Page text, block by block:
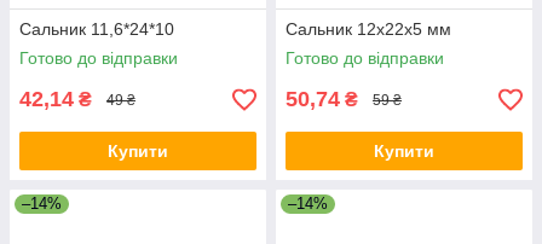
Сальник 11,6*24*10
Готово до відправки
42,14 ₴ 49 ₴
Купити
Сальник 12x22x5 мм
Готово до відправки
50,74 ₴ 59 ₴
Купити
–14% –14%